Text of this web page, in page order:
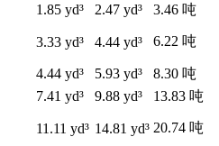
1.85 yd³ 2.47 yd³
3.46 吨
3.33 yd³ 4.44 yd³ 6.22 吨
4.44 yd³ 5.93 yd³
8.30 吨
7.41 yd³ 9.88 yd³
13.83 吨
11.11 yd³ 14.81 yd³ 20.74 吨